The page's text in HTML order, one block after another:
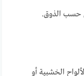
حسب الذوق.
الخشبية أو